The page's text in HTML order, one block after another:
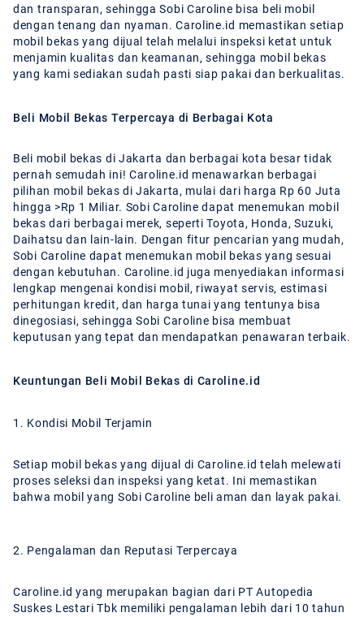
dan transparan, sehingga Sobi Caroline bisa beli mobil
dengan tenang dan nyaman. Caroline.id memastikan setiap
mobil bekas yang dijual telah melalui inspeksi ketat untuk
menjamin kualitas dan keamanan, sehingga mobil bekas
yang kami sediakan sudah pasti siap pakai dan berkualitas.
Beli Mobil Bekas Terpercaya di Berbagai Kota
Beli mobil bekas di Jakarta dan berbagai kota besar tidak
pernah semudah ini! Caroline.id menawarkan berbagai
pilihan mobil bekas di Jakarta, mulai dari harga Rp 60 Juta
hingga >Rp 1 Miliar. Sobi Caroline dapat menemukan mobil
bekas dari berbagai merek, seperti Toyota, Honda, Suzuki,
Daihatsu dan lain-lain. Dengan fitur pencarian yang mudah,
Sobi Caroline dapat menemukan mobil bekas yang sesuai
dengan kebutuhan. Caroline.id juga menyediakan informasi
lengkap mengenai kondisi mobil, riwayat servis, estimasi
perhitungan kredit, dan harga tunai yang tentunya bisa
dinegosiasi, sehingga Sobi Caroline bisa membuat
keputusan yang tepat dan mendapatkan penawaran terbaik.
Keuntungan Beli Mobil Bekas di Caroline.id
1. Kondisi Mobil Terjamin
Setiap mobil bekas yang dijual di Caroline.id telah melewati
proses seleksi dan inspeksi yang ketat. Ini memastikan
bahwa mobil yang Sobi Caroline beli aman dan layak pakai.
2. Pengalaman dan Reputasi Terpercaya
Caroline.id yang merupakan bagian dari PT Autopedia
Suskes Lestari Tbk memiliki pengalaman lebih dari 10 tahun